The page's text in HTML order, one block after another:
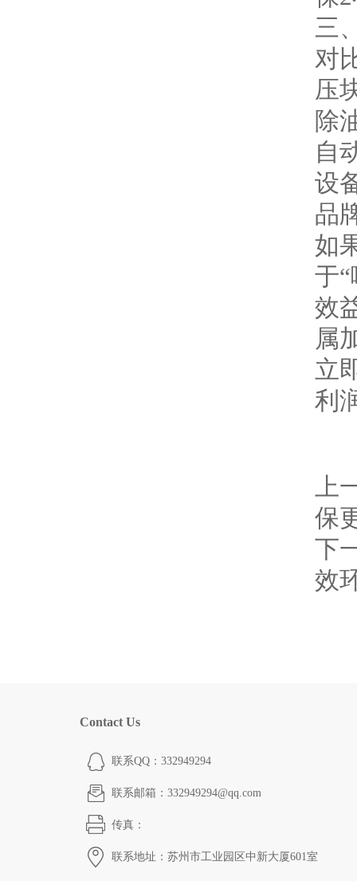
三
对
压
除
自
设
品
如
于
效
属
立
利
上
保
下
效
Contact Us
联系QQ：332949294
联系邮箱：332949294@qq.com
传真：
联系地址：苏州市工业园区中新大厦601室